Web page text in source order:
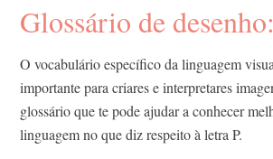
Glossário de
O vocabulário específico da linguagem
importante para criares e interpretares
glossário que te pode ajudar a conhecer
linguagem no que diz respeito à letra P.